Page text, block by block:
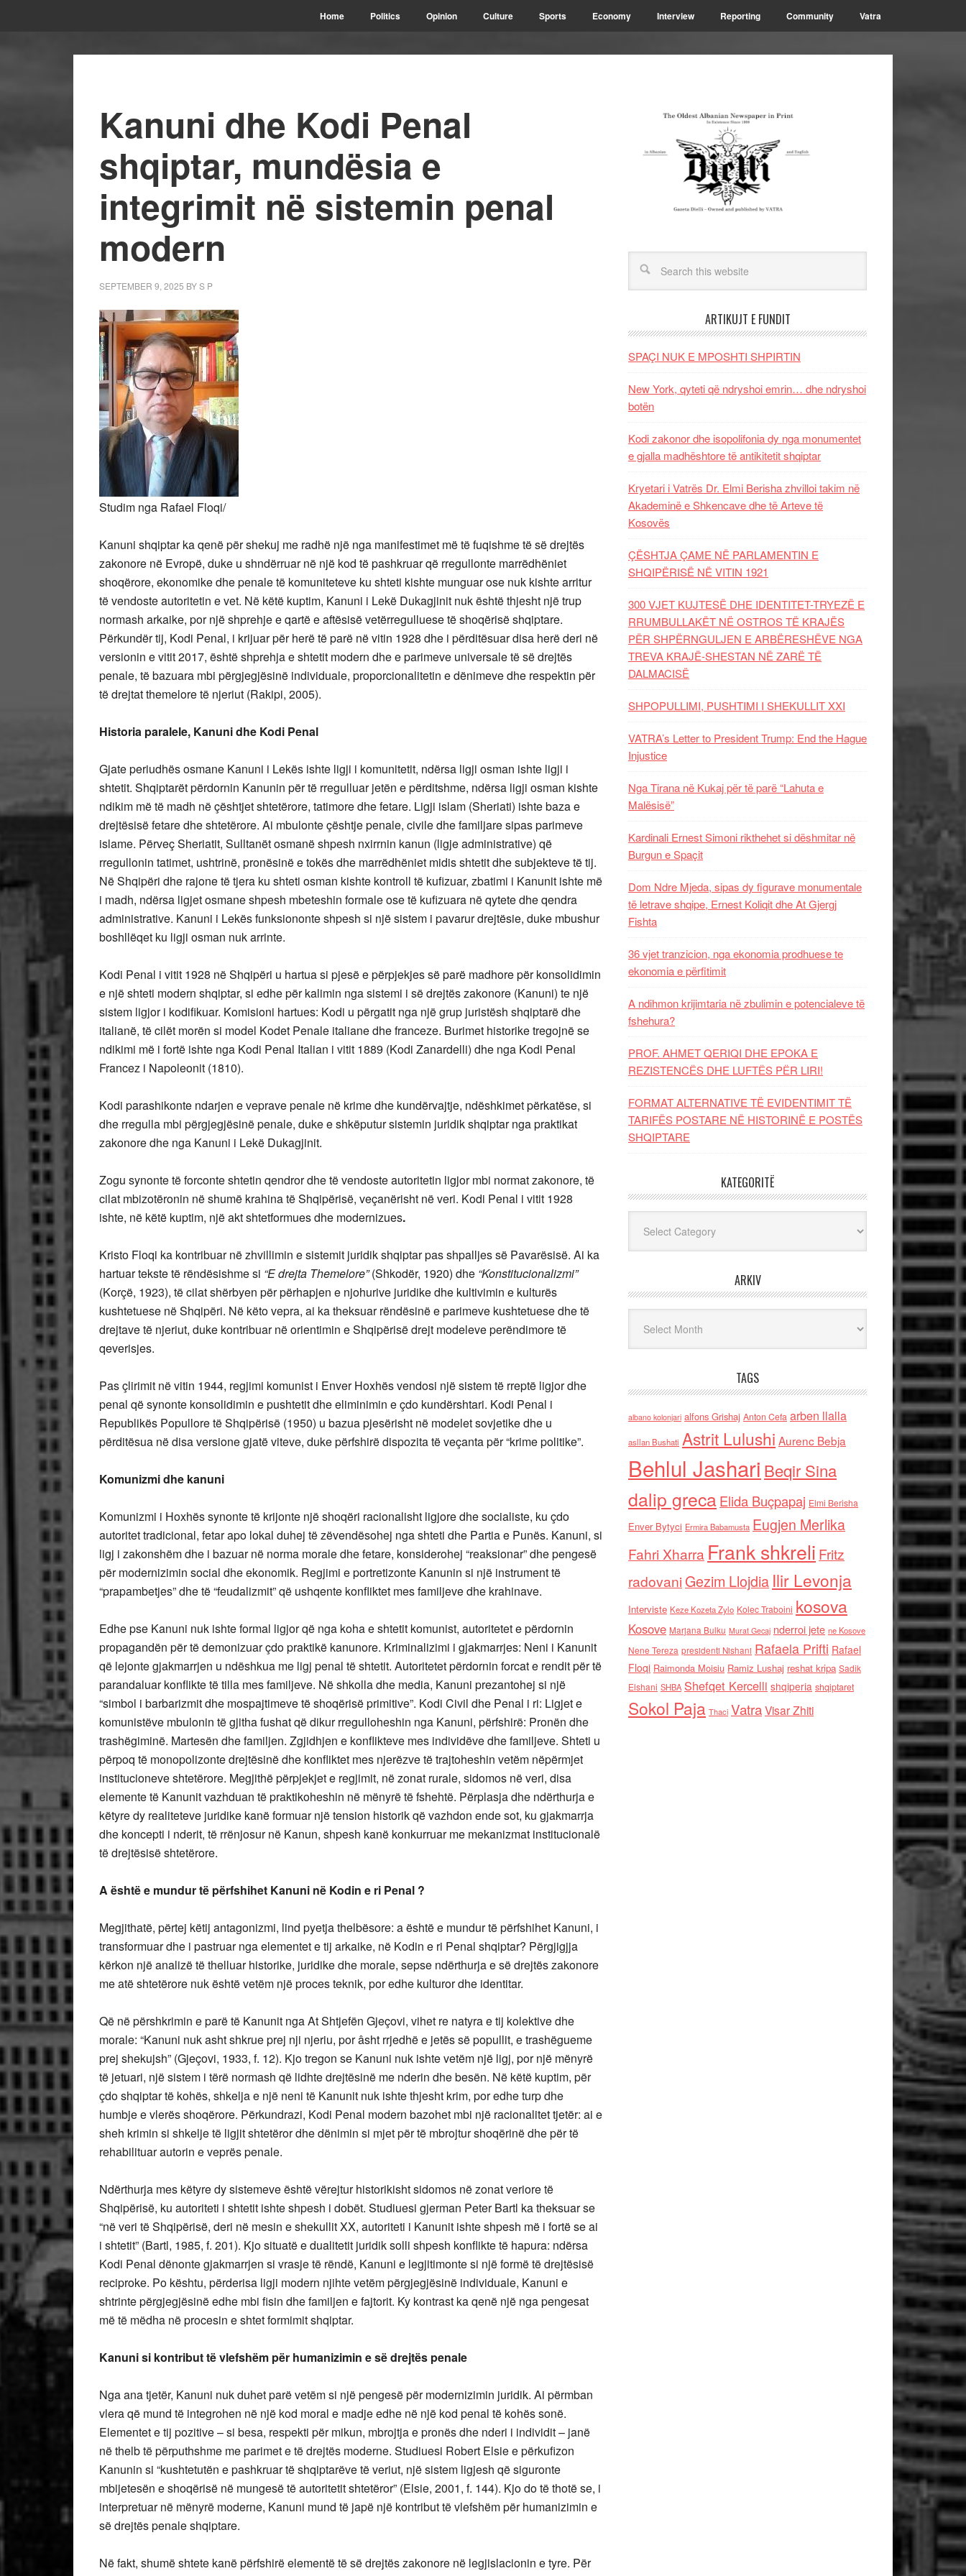
Home Politics Opinion Culture Sports Economy Interview Reporting Community Vatra
Kanuni dhe Kodi Penal
shqiptar, mundësia e
integrimit në sistemin penal
modern
SEPTEMBER 9, 2025 BYS P
Studim nga Rafael Floqi/
Kanuni shqiptar ka qenë për shekuj me radhë një nga manifestimet më të fuqishme të së drejtës
zakonore në Evropë, duke u shndërruar në një kod të pashkruar që rregullonte marrëdhëniet
shoqërore, ekonomike dhe penale të komuniteteve ku shteti kishte munguar ose nuk kishte arritur
të vendoste autoritetin e vet. Në këtë kuptim, Kanuni i Lekë Dukagjinit nuk është thjesht një trup
normash arkaike, por një shprehje e qartë e aftësisë vetërregulluese të shoqërisë shqiptare.
Përkundër tij, Kodi Penal, i krijuar për herë të parë në vitin 1928 dhe i përditësuar disa herë deri në
versionin e vitit 2017, është shprehja e shtetit modern dhe e parimeve universale të së drejtës
penale, të bazuara mbi përgjegjësinë individuale, proporcionalitetin e dënimeve dhe respektin për
të drejtat themelore të njeriut (Rakipi, 2005).
Historia paralele, Kanuni dhe Kodi Penal
Gjate periudhës osmane Kanuni i Lekës ishte ligji i komunitetit, ndërsa ligji osman ishte ligji i
shtetit. Shqiptarët përdornin Kanunin për të rregulluar jetën e përditshme, ndërsa ligji osman kishte
ndikim më të madh në çështjet shtetërore, tatimore dhe fetare. Ligji islam (Sheriati) ishte baza e
drejtësisë fetare dhe shtetërore. Ai mbulonte çështje penale, civile dhe familjare sipas parimeve
islame. Përveç Sheriatit, Sulltanët osmanë shpesh nxirrnin kanun (ligje administrative) që
rregullonin tatimet, ushtrinë, pronësinë e tokës dhe marrëdhëniet midis shtetit dhe subjekteve të tij.
Në Shqipëri dhe rajone të tjera ku shteti osman kishte kontroll të kufizuar, zbatimi i Kanunit ishte më
i madh, ndërsa ligjet osmane shpesh mbeteshin formale ose të kufizuara në qytete dhe qendra
administrative. Kanuni i Lekës funksiononte shpesh si një sistem i pavarur drejtësie, duke mbushur
boshllëqet ku ligji osman nuk arrinte.
Kodi Penal i vitit 1928 në Shqipëri u hartua si pjesë e përpjekjes së parë madhore për konsolidimin
e një shteti modern shqiptar, si edhe për kalimin nga sistemi i së drejtës zakonore (Kanuni) te një
sistem ligjor i kodifikuar. Komisioni hartues: Kodi u përgatit nga një grup juristësh shqiptarë dhe
italianë, të cilët morën si model Kodet Penale italiane dhe franceze. Burimet historike tregojnë se
ndikimi më i fortë ishte nga Kodi Penal Italian i vitit 1889 (Kodi Zanardelli) dhe nga Kodi Penal
Francez i Napoleonit (1810).
Kodi parashikonte ndarjen e veprave penale në krime dhe kundërvajtje, ndëshkimet përkatëse, si
dhe rregulla mbi përgjegjësinë penale, duke e shkëputur sistemin juridik shqiptar nga praktikat
zakonore dhe nga Kanuni i Lekë Dukagjinit.
Zogu synonte të forconte shtetin qendror dhe të vendoste autoritetin ligjor mbi normat zakonore, të
cilat mbizotëronin në shumë krahina të Shqipërisë, veçanërisht në veri. Kodi Penal i vitit 1928
ishte, në këtë kuptim, një akt shtetformues dhe modernizues.
Kristo Floqi ka kontribuar në zhvillimin e sistemit juridik shqiptar pas shpalljes së Pavarësisë. Ai ka
hartuar tekste të rëndësishme si “E drejta Themelore”(Shkodër, 1920) dhe “Konstitucionalizmi”
(Korçë, 1923), të cilat shërbyen për përhapjen e njohurive juridike dhe kultivimin e kulturës
kushtetuese në Shqipëri. Në këto vepra, ai ka theksuar rëndësinë e parimeve kushtetuese dhe të
drejtave të njeriut, duke kontribuar në orientimin e Shqipërisë drejt modeleve perëndimore të
qeverisjes.
Pas çlirimit në vitin 1944, regjimi komunist i Enver Hoxhës vendosi një sistem të rreptë ligjor dhe
penal që synonte konsolidimin e pushtetit dhe eliminimin e çdo kundërshtari. Kodi Penal i
Republikës Popullore të Shqipërisë (1950) u bazua pjesërisht në modelet sovjetike dhe u
përditësua në disa versione gjatë viteve, duke përfshirë dispozita të veçanta për “krime politike”.
Komunizmi dhe kanuni
Komunizmi i Hoxhës synonte të krijonte një shoqëri racionalisht ligjore dhe socialiste, ku çdo
autoritet tradicional, fetar apo lokal duhej të zëvendësohej nga shteti dhe Partia e Punës. Kanuni, si
ligj i zakonshëm dhe i bazuar në norma morale dhe fetare, konsiderohej “reaksionar” dhe pengesë
për modernizimin social dhe ekonomik. Regjimi e portretizonte Kanunin si një instrument të
“prapambetjes” dhe të “feudalizmit” që ushqente konfliktet mes familjeve dhe krahinave.
Edhe pse Kanuni nuk ishte formal ligjor që nga koha e shtetit komunist, autoritetet e përdornin
propagandën për të demonizuar çdo praktikë kanunore. Kriminalizimi i gjakmarrjes: Neni i Kanunit
që lejonte gjakmarrjen u ndëshkua me ligj penal të shtetit. Autoritetet përdornin forcat e rendit për të
parandaluar konflikte të tilla mes familjeve. Në shkolla dhe media, Kanuni prezantohej si një
“simbol i barbarizmit dhe mospajtimeve të shoqërisë primitive”. Kodi Civil dhe Penal i ri: Ligjet e
komunistëve mbulonin të gjitha fushat që dikur rregulloheshin nga Kanuni, përfshirë: Pronën dhe
trashëgiminë. Martesën dhe familjen. Zgjidhjen e konflikteve mes individëve dhe familjeve. Shteti u
përpoq të monopolizonte drejtësinë dhe konfliktet mes njerëzve të trajtoheshin vetëm nëpërmjet
institucioneve shtetërore. Megjithë përpjekjet e regjimit, në zonat rurale, sidomos në veri, disa
elemente të Kanunit vazhduan të praktikoheshin në mënyrë të fshehtë. Përplasja dhe ndërthurja e
këtyre dy realiteteve juridike kanë formuar një tension historik që vazhdon ende sot, ku gjakmarrja
dhe koncepti i nderit, të rrënjosur në Kanun, shpesh kanë konkurruar me mekanizmat institucionalë
të drejtësisë shtetërore.
A është e mundur të përfshihet Kanuni në Kodin e ri Penal ?
Megjithatë, përtej këtij antagonizmi, lind pyetja thelbësore: a është e mundur të përfshihet Kanuni, i
transformuar dhe i pastruar nga elementet e tij arkaike, në Kodin e ri Penal shqiptar? Përgjigjja
kërkon një analizë të thelluar historike, juridike dhe morale, sepse ndërthurja e së drejtës zakonore
me atë shtetërore nuk është vetëm një proces teknik, por edhe kulturor dhe identitar.
Që në përshkrimin e parë të Kanunit nga At Shtjefën Gjeçovi, vihet re natyra e tij kolektive dhe
morale: “Kanuni nuk asht shkrue prej nji njeriu, por âsht rrjedhë e jetës së popullit, e trashëgueme
prej shekujsh” (Gjeçovi, 1933, f. 12). Kjo tregon se Kanuni nuk ishte vetëm një ligj, por një mënyrë
të jetuari, një sistem i tërë normash që lidhte drejtësinë me nderin dhe besën. Në këtë kuptim, për
çdo shqiptar të kohës, shkelja e një neni të Kanunit nuk ishte thjesht krim, por edhe turp dhe
humbje e vlerës shoqërore. Përkundrazi, Kodi Penal modern bazohet mbi një racionalitet tjetër: ai e
sheh krimin si shkelje të ligjit shtetëror dhe dënimin si mjet për të mbrojtur shoqërinë dhe për të
rehabilituar autorin e veprës penale.
Ndërthurja mes këtyre dy sistemeve është vërejtur historikisht sidomos në zonat veriore të
Shqipërisë, ku autoriteti i shtetit ishte shpesh i dobët. Studiuesi gjerman Peter Bartl ka theksuar se
“në veri të Shqipërisë, deri në mesin e shekullit XX, autoriteti i Kanunit ishte shpesh më i fortë se ai
i shtetit” (Bartl, 1985, f. 201). Kjo situatë e dualitetit juridik solli shpesh konflikte të hapura: ndërsa
Kodi Penal dënonte gjakmarrjen si vrasje të rëndë, Kanuni e legjitimonte si një formë të drejtësisë
reciproke. Po kështu, përderisa ligji modern njihte vetëm përgjegjësinë individuale, Kanuni e
shtrinte përgjegjësinë edhe mbi fisin dhe familjen e fajtorit. Ky kontrast ka qenë një nga pengesat
më të mëdha në procesin e shtet formimit shqiptar.
Kanuni si kontribut të vlefshëm për humanizimin e së drejtës penale
Nga ana tjetër, Kanuni nuk duhet parë vetëm si një pengesë për modernizimin juridik. Ai përmban
vlera që mund të integrohen në një kod moral e madje edhe në një kod penal të kohës sonë.
Elementet e tij pozitive – si besa, respekti për mikun, mbrojtja e pronës dhe nderi i individit – janë
në thelb të përputhshme me parimet e të drejtës moderne. Studiuesi Robert Elsie e përkufizon
Kanunin si “kushtetutën e pashkruar të shqiptarëve të veriut, një sistem ligjesh që siguronte
mbijetesën e shoqërisë në mungesë të autoritetit shtetëror” (Elsie, 2001, f. 144). Kjo do të thotë se, i
interpretuar në mënyrë moderne, Kanuni mund të japë një kontribut të vlefshëm për humanizimin e
së drejtës penale shqiptare.
Në fakt, shumë shtete kanë përfshirë elementë të së drejtës zakonore në legjislacionin e tyre. Për
ARTIKUJT E FUNDIT
SPAÇI NUK E MPOSHTI SHPIRTIN
New York, qyteti që ndryshoi emrin… dhe ndryshoi
botën
Kodi zakonor dhe isopolifonia dy nga monumentet
e gjalla madhështore të antikitetit shqiptar
Kryetari i Vatrës Dr. Elmi Berisha zhvilloi takim në
Akademinë e Shkencave dhe të Arteve të
Kosovës
ÇËSHTJA ÇAME NË PARLAMENTIN E
SHQIPËRISË NË VITIN 1921
300 VJET KUJTESË DHE IDENTITET-TRYEZË E
RRUMBULLAKËT NË OSTROS TË KRAJËS
PËR SHPËRNGULJEN E ARBËRESHËVE NGA
TREVA KRAJË-SHESTAN NË ZARË TË
DALMACISË
SHPOPULLIMI, PUSHTIMI I SHEKULLIT XXI
VATRA’s Letter to President Trump: End the Hague
Injustice
Nga Tirana në Kukaj për të parë “Lahuta e
Malësisë”
Kardinali Ernest Simoni rikthehet si dëshmitar në
Burgun e Spaçit
Dom Ndre Mjeda, sipas dy figurave monumentale
të letrave shqipe, Ernest Koliqit dhe At Gjergj
Fishta
36 vjet tranzicion, nga ekonomia prodhuese te
ekonomia e përfitimit
A ndihmon krijimtaria në zbulimin e potencialeve të
fshehura?
PROF. AHMET QERIQI DHE EPOKA E
REZISTENCЁS DHE LUFTЁS PЁR LIRI!
FORMAT ALTERNATIVE TË EVIDENTIMIT TË
TARIFËS POSTARE NË HISTORINË E POSTËS
SHQIPTARE
KATEGORITË
ARKIV
TAGS
albano kolonjari alfons Grishaj Anton Cefa arben llalla
asllan Bushati Astrit Lulushi Aurenc Bebja
Behlul Jashari Beqir Sina
dalip grecaElida Buçpapaj Elmi Berisha
Enver Bytyci Ermira Babamusta Eugjen Merlika
Fahri Xharra Frank shkreli Fritz
radovaniGezim Llojdia Ilir Levonja
Interviste Keze Kozeta Zylo Kolec Traboini kosova
Kosove Marjana Bulku Murat Gecaj nderroi jete ne Kosove
Nene Tereza presidenti Nishani Rafaela Prifti Rafael
Floqi Raimonda Moisiu Ramiz Lushaj reshat kripa Sadik
Elshani SHBA Shefqet Kercelli shqiperia shqiptaret
Sokol Paja Thaci VatraVisar Zhiti